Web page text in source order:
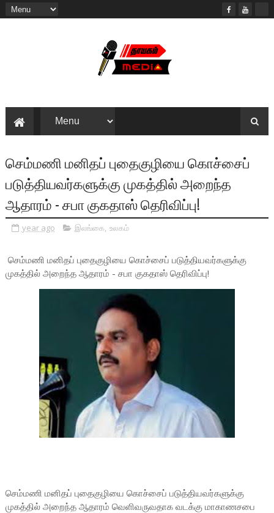
செம்மணி மனிதப் புதைகுழியை கொச்சைப்
படுத்தியவர்களுக்கு முகத்தில் அறைந்த
ஆதாரம் - சபா குகதாஸ் தெரிவிப்பு!
year ago இலங்கை, உலகம்
செம்மணி மனிதப் புதைகுழியை கொச்சைப் படுத்தியவர்களுக்கு
முகத்தில் அறைந்த ஆதாரம் - சபா குகதாஸ் தெரிவிப்பு!
செம்மணி மனிதப் புதைகுழியை கொச்சைப் படுத்தியவர்களுக்கு
முகத்தில் அறைந்த ஆதாரம் வெளிவருவதாக வடக்கு மாகாணசபை